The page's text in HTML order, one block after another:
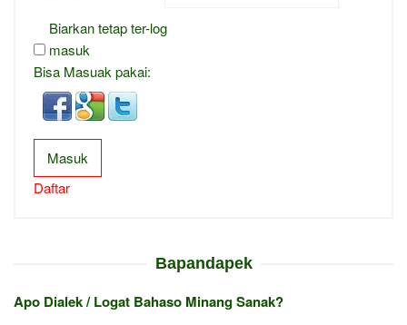
Biarkan tetap ter-log
masuk
Bisa Masuak pakai:
Masuk
Daftar
Bapandapek
Apo Dialek / Logat Bahaso Minang Sanak?